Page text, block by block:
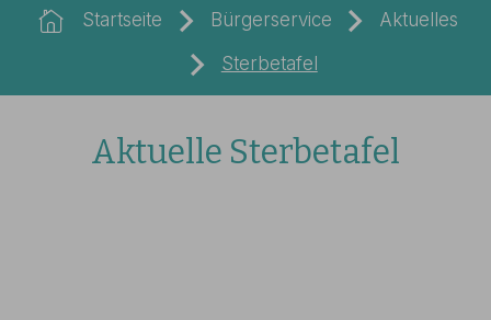
Startseite
Bürgerservice
Aktuelles
Sterbetafel
Aktuelle Sterbetafel